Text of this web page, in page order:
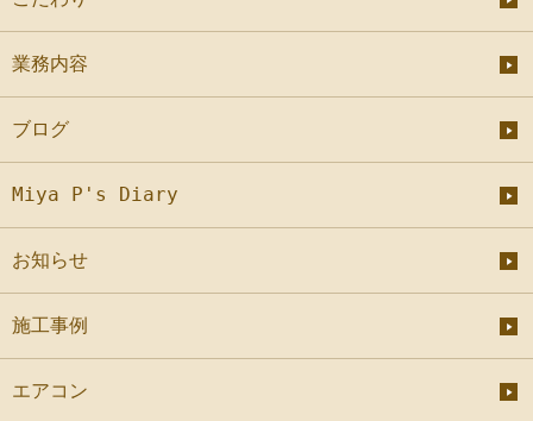
業務内容
ブログ
Miya P's Diary
お知らせ
施工事例
エアコン